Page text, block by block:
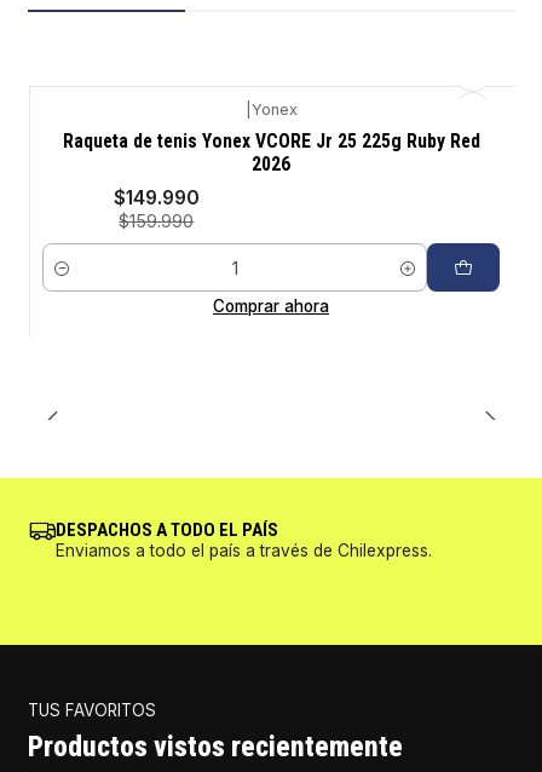
-6%
Yonex
Raqueta de tenis Yonex VCORE Jr 25 225g Ruby Red
2026
$149.990
$159.990
Cantidad
Comprar ahora
DESPACHOS A TODO EL PAÍS
Enviamos a todo el país a través de Chilexpress.
TUS FAVORITOS
Productos vistos recientemente